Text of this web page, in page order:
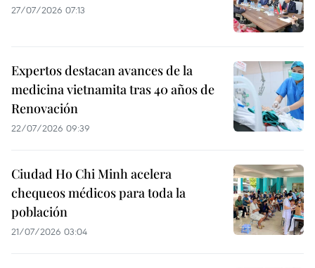
27/07/2026 07:13
Expertos destacan avances de la
medicina vietnamita tras 40 años de
Renovación
22/07/2026 09:39
Ciudad Ho Chi Minh acelera
chequeos médicos para toda la
población
21/07/2026 03:04